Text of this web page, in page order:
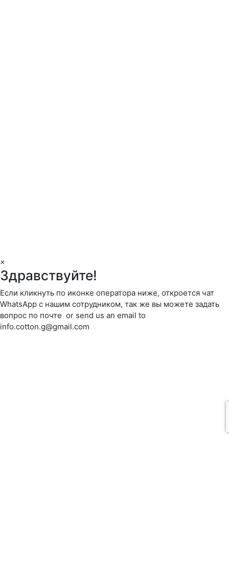
×
Здравствуйте!
Если кликнуть по иконке оператора ниже, откроется чат
WhatsApp с нашим сотрудником, так же вы можете задать
вопрос по почте or send us an email to
info.cotton.g@gmail.com